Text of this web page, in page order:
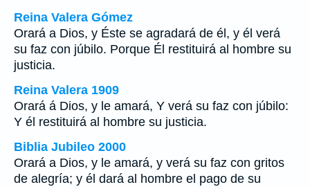
Reina Valera Gómez
Orará a Dios, y Éste se agradará de él, y él verá
su faz con júbilo. Porque Él restituirá al hombre su
justicia.
Reina Valera 1909
Orará á Dios, y le amará, Y verá su faz con júbilo:
Y él restituirá al hombre su justicia.
Biblia Jubileo 2000
Orará a Dios, y le amará, y verá su faz con gritos
de alegría; y él dará al hombre el pago de su